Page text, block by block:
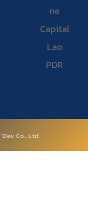
ne
Capital
Lao
PDR
Co., Ltd.